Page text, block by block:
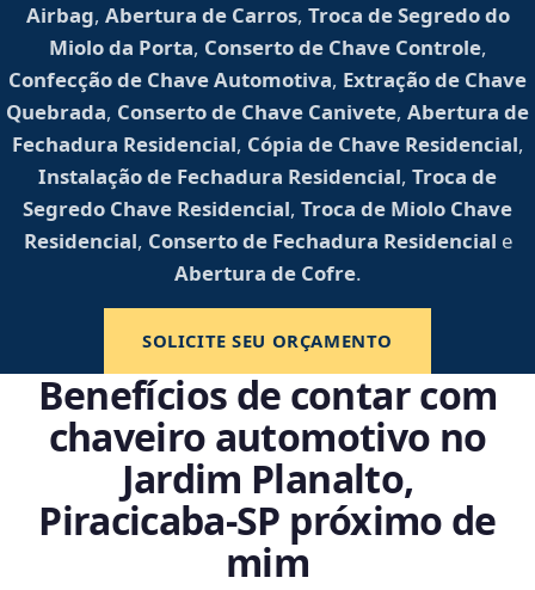
Airbag, Abertura de Carros, Troca de Segredo do
Miolo da Porta, Conserto de Chave Controle,
Confecção de Chave Automotiva, Extração de Chave
Quebrada, Conserto de Chave Canivete, Abertura de
Fechadura Residencial, Cópia de Chave Residencial,
Instalação de Fechadura Residencial, Troca de
Segredo Chave Residencial, Troca de Miolo Chave
Residencial, Conserto de Fechadura Residencial e
Abertura de Cofre.
SOLICITE SEU ORÇAMENTO
Benefícios de contar com
chaveiro automotivo no
Jardim Planalto,
Piracicaba‑SP próximo de
mim